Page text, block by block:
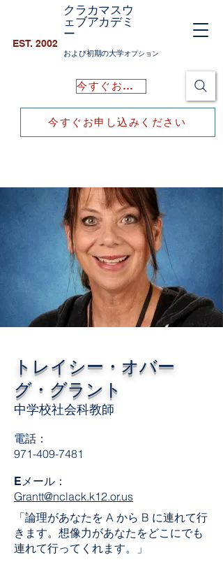
クラカマスウ
ェブアカデミ
ー
および初期の大学オプション
EST. 2002
今すぐお申し込みください
今すぐお申し込みください
トレイシー・オバー
グ・グラント
中学校社会科教師
電話：
971-409-7481
Eメール：
Grantt@nclack.k12.or.us
「論理があなたを A から B に連れて行
きます。想像力があなたをどこにでも
連れて行ってくれます。」